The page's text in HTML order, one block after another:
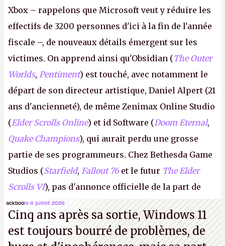
Xbox – rappelons que Microsoft veut y réduire les
effectifs de 3200 personnes d'ici à la fin de l'année
fiscale –, de nouveaux détails émergent sur les
victimes. On apprend ainsi qu'Obsidian (The Outer
Worlds, Pentiment) est touché, avec notamment le
départ de son directeur artistique, Daniel Alpert (21
ans d'ancienneté), de même Zenimax Online Studio
(Elder Scrolls Online) et id Software (Doom Eternal,
Quake Champions), qui aurait perdu une grosse
partie de ses programmeurs. Chez Bethesda Game
Studios (Starfield, Fallout 76 et le futur The Elder
Scrolls VI), pas d'annonce officielle de la part de
Microsoft, mais le syndicat des employés confirme
de nombreux licenciements.A.
ackboole 6 juillet 2026
Cinq ans après sa sortie, Windows 11
est toujours bourré de problèmes, de